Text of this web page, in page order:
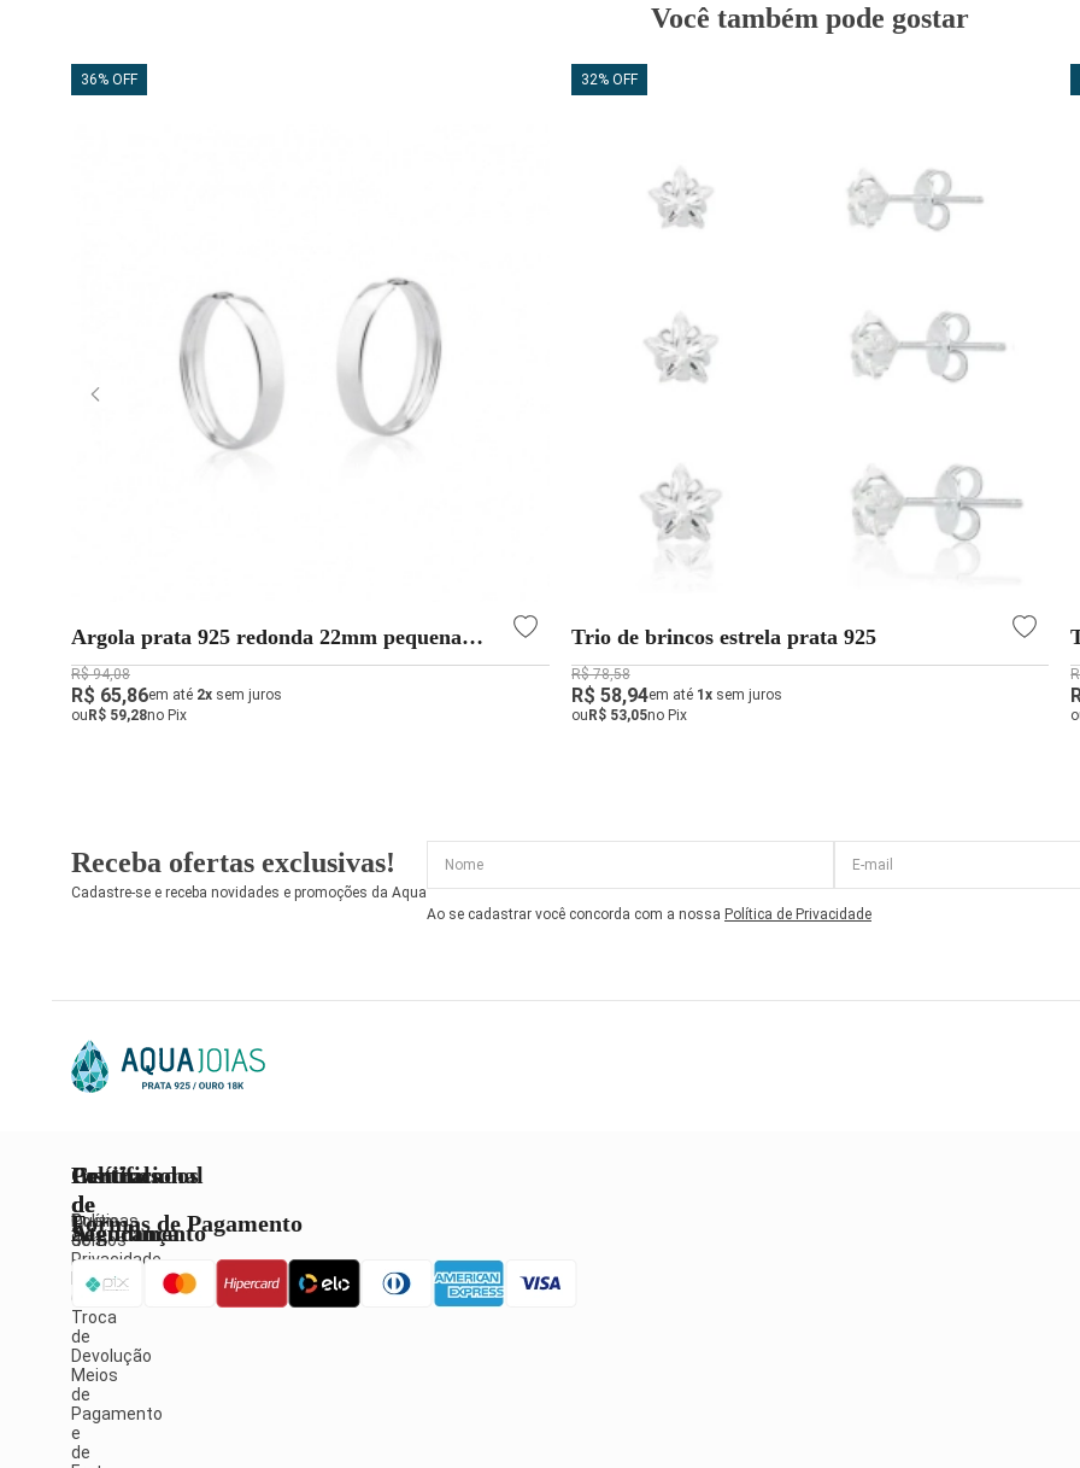
Você também pode gostar
36% OFF
Argola prata 925 redonda 22mm pequena
largura 4mm
R$ 94,08
R$ 65,86em até 2x sem juros
ouR$ 59,28no Pix
32% OFF
Trio de brincos estrela prata 925
R$ 78,58
R$ 58,94em até 1xsem juros
ouR$ 53,05no Pix
Receba ofertas exclusivas!
Cadastre-se e receba novidades e promoções da Aqua
Ao se cadastrar você concorda com a nossa Política de Privacidade
Institucional
Quem
Somos
Políticas
Políticas
de
Privacidade
Política
de
Troca
de
Devolução
Meios
de
Pagamento
e
de
Central
de
Atendimento
Fale
Conosco
Certificados
de
Segurança
Formas de Pagamento